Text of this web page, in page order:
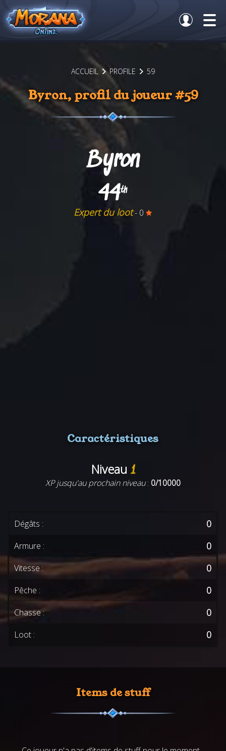
ACCUEIL PROFILE 59
Byron, profil du joueur #59
Byron
44th
Expert du loot- 0
Caractéristiques
Niveau 1
XP jusqu'au prochain niveau: 0/10000
Dégâts : 0
Armure : 0
Vitesse : 0
Pêche : 0
Chasse : 0
Loot : 0
Items de stuff